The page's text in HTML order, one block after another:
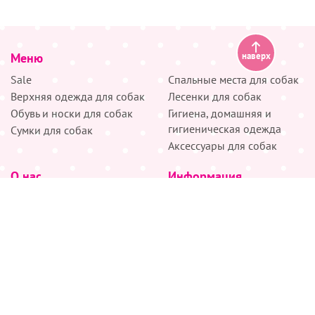
Меню
Sale
Верхняя одежда для собак
Обувь и носки для собак
Сумки для собак
Спальные места для собак
Лесенки для собак
Гигиена, домашняя и
гигиеническая одежда
Аксессуары для собак
О нас Информация
наверх